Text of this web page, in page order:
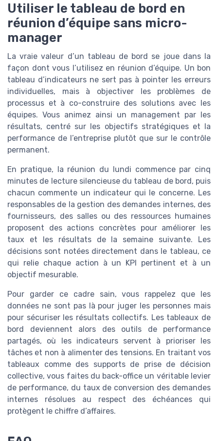
Utiliser le tableau de bord en
réunion d’équipe sans micro-
manager
La vraie valeur d’un tableau de bord se joue dans la
façon dont vous l’utilisez en réunion d’équipe. Un bon
tableau d’indicateurs ne sert pas à pointer les erreurs
individuelles, mais à objectiver les problèmes de
processus et à co-construire des solutions avec les
équipes. Vous animez ainsi un management par les
résultats, centré sur les objectifs stratégiques et la
performance de l’entreprise plutôt que sur le contrôle
permanent.
En pratique, la réunion du lundi commence par cinq
minutes de lecture silencieuse du tableau de bord, puis
chacun commente un indicateur qui le concerne. Les
responsables de la gestion des demandes internes, des
fournisseurs, des salles ou des ressources humaines
proposent des actions concrètes pour améliorer les
taux et les résultats de la semaine suivante. Les
décisions sont notées directement dans le tableau, ce
qui relie chaque action à un KPI pertinent et à un
objectif mesurable.
Pour garder ce cadre sain, vous rappelez que les
données ne sont pas là pour juger les personnes mais
pour sécuriser les résultats collectifs. Les tableaux de
bord deviennent alors des outils de performance
partagés, où les indicateurs servent à prioriser les
tâches et non à alimenter des tensions. En traitant vos
tableaux comme des supports de prise de décision
collective, vous faites du back-office un véritable levier
de performance, du taux de conversion des demandes
internes résolues au respect des échéances qui
protègent le chiffre d’affaires.